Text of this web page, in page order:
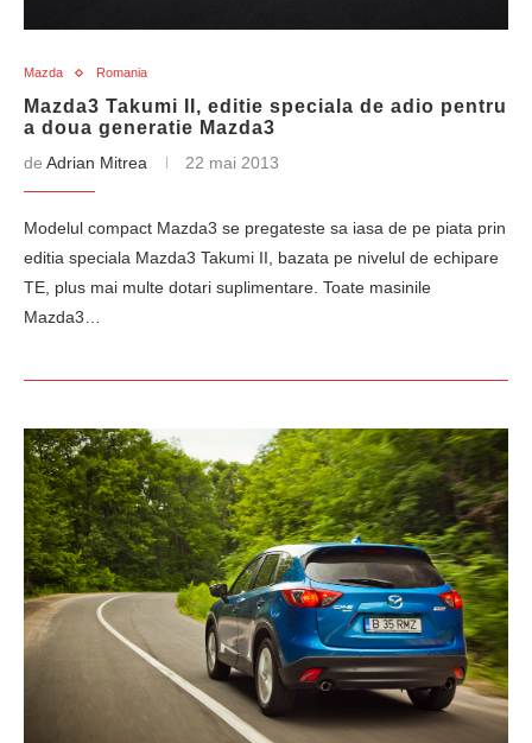
Mazda Romania
Mazda3 Takumi II, editie speciala de adio pentru
a doua generatie Mazda3
de Adrian Mitrea 22 mai 2013
Modelul compact Mazda3 se pregateste sa iasa de pe piata prin
editia speciala Mazda3 Takumi II, bazata pe nivelul de echipare
TE, plus mai multe dotari suplimentare. Toate masinile
Mazda3…